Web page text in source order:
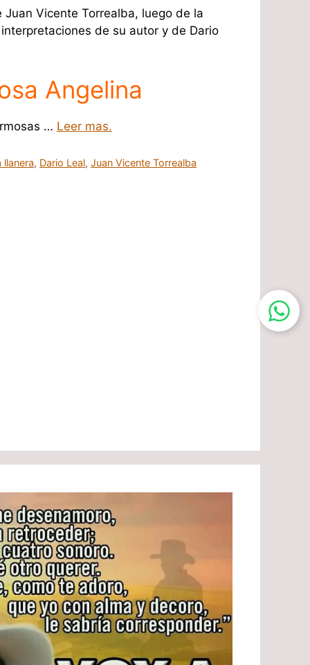
Vicente Torrealba, luego de la
de su autor y de Dario
Angelina
… Leer mas.
, Dario Leal,Juan Vicente Torrealba